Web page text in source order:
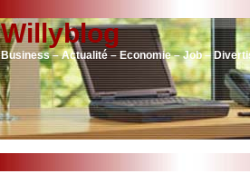
Willyblog
Business – Actualité – Economie – Job –